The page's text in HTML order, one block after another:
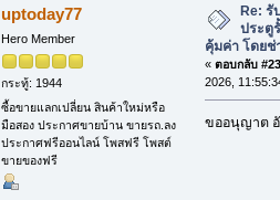
uptoday77
Hero Member
กระทู้: 1944
ซื้อขายแลกเปลี่ยน สินค้าใหม่หรือ
มือสอง ประกาศขายบ้าน ขายรถ.ลง
ประกาศฟรีออนไลน์ โพสฟรี โพสต์
ขายของฟรี
Re:
ประตู
คุ้มค่า โดยช่
« ตอบกลับ
2026,
ขออนุญาต